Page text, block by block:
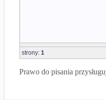
strony: 1
Prawo do pisania